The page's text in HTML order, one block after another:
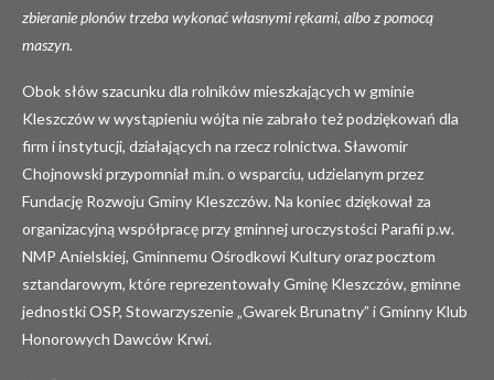
zbieranie plonów trzeba wykonać własnymi rękami, albo z pomocą
maszyn.
Obok słów szacunku dla rolników mieszkających w gminie
Kleszczów w wystąpieniu wójta nie zabrało też podziękowań dla
firm i instytucji, działających na rzecz rolnictwa. Sławomir
Chojnowski przypomniał m.in. o wsparciu, udzielanym przez
Fundację Rozwoju Gminy Kleszczów. Na koniec dziękował za
organizacyjną współpracę przy gminnej uroczystości Parafii p.w.
NMP Anielskiej, Gminnemu Ośrodkowi Kultury oraz pocztom
sztandarowym, które reprezentowały Gminę Kleszczów, gminne
jednostki OSP, Stowarzyszenie „Gwarek Brunatny” i Gminny Klub
Honorowych Dawców Krwi.